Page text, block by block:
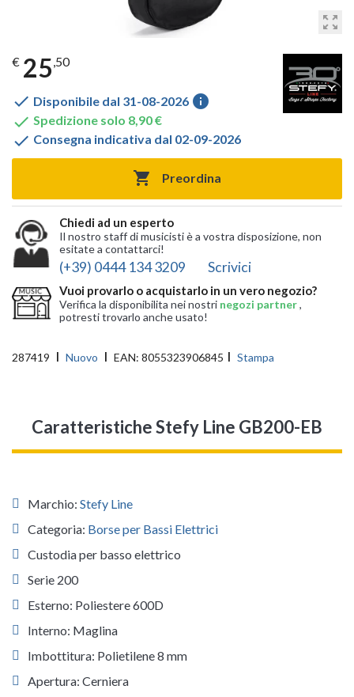
zoom_out_map
€ 25,50
 Disponibile dal 31-08-2026 info
 Spedizione solo 8,90 €
 Consegna indicativa dal 02-09-2026
 Preordina
Chiedi ad un esperto
Il nostro staff di musicisti è a vostra disposizione, non
esitate a contattarci!
(+39) 0444 134 3209 Scrivici
Vuoi provarlo o acquistarlo in un vero negozio?
Verifica la disponibilita nei nostri negozi partner,
potresti trovarlo anche usato!
287419 Nuovo EAN: 8055323906845 Stampa
Caratteristiche Stefy Line GB200-EB
Marchio: Stefy Line
Categoria: Borse per Bassi Elettrici
Custodia per basso elettrico
Serie 200
Esterno: Poliestere 600D
Interno: Maglina
Imbottitura: Polietilene 8 mm
Apertura: Cerniera